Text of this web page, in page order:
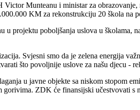
Munteanu i ministar za
KM za rekonstrukciju 20 škola na
projektu poboljšanja uslova u školama,
Svjesni smo da je zelena energija
što povoljnije uslove za našu djecu -
u javne objekte sa niskom stopom
ZDK će finansijski učestvovati s